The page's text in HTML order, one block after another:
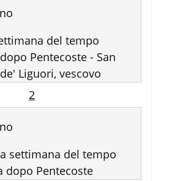
del tempo
Pentecoste - San
Liguori, vescovo
2
settimana del tempo
dopo Pentecoste